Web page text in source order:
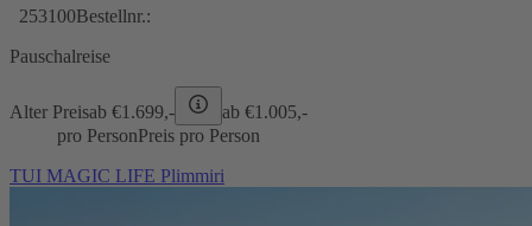
253100Bestellnr.:
Pauschalreise
Alter Preisab €1.699,- ab €1.005,-
pro PersonPreis pro Person
TUI MAGIC LIFE Plimmiri